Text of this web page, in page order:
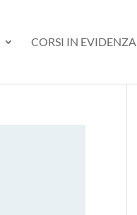
CORSI IN EVIDENZA